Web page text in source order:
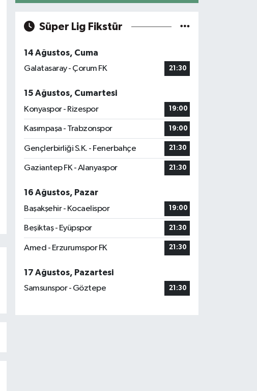
Süper Lig Fikstür
14 Ağustos, Cuma
Galatasaray - Çorum FK
21:30
15 Ağustos, Cumartesi
Konyaspor - Rizespor
19:00
Kasımpaşa - Trabzonspor 19:00
Gençlerbirliği S.K. - Fenerbahçe 21:30
Gaziantep FK - Alanyaspor 21:30
16 Ağustos, Pazar
Başakşehir - Kocaelispor
19:00
Beşiktaş - Eyüpspor 21:30
Amed - Erzurumspor FK 21:30
17 Ağustos, Pazartesi
Samsunspor - Göztepe
21:30